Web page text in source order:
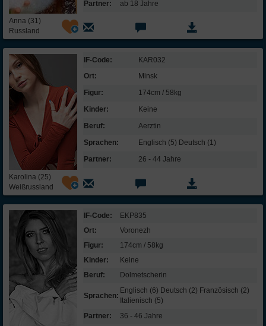
Anna (31)
Russland
Partner:
ab 18 Jahre
Karolina (25)
Weißrussland
IF-Code:
KAR032
Ort:
Minsk
Figur:
174cm / 58kg
Kinder:
Keine
Beruf:
Aerztin
Sprachen:
Englisch (5) Deutsch (1)
Partner:
26 - 44 Jahre
IF-Code:
EKP835
Ort:
Voronezh
Figur:
174cm / 58kg
Kinder:
Keine
Beruf:
Dolmetscherin
Sprachen:
Englisch (6) Deutsch (2) Französisch (2)
Italienisch (5)
Partner:
36 - 46 Jahre